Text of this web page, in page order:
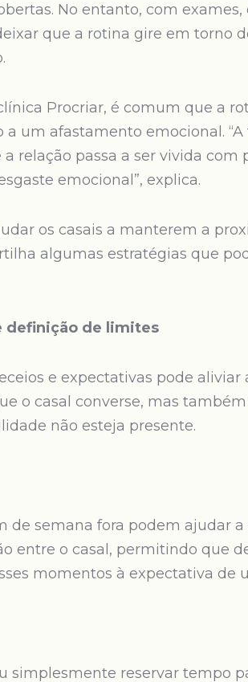
No entanto, com exames,
que a rotina gire em torno
Procriar, é comum que a
um afastamento emocional.
relação passa a ser vivida com
emocional”, explica.
os casais a manterem a
algumas estratégias que
definição de limites
e expectativas pode aliviar
o casal converse, mas
não esteja presente.
de semana fora podem ajudar a
entre o casal, permitindo que
momentos à expectativa de
simplesmente reservar tempo